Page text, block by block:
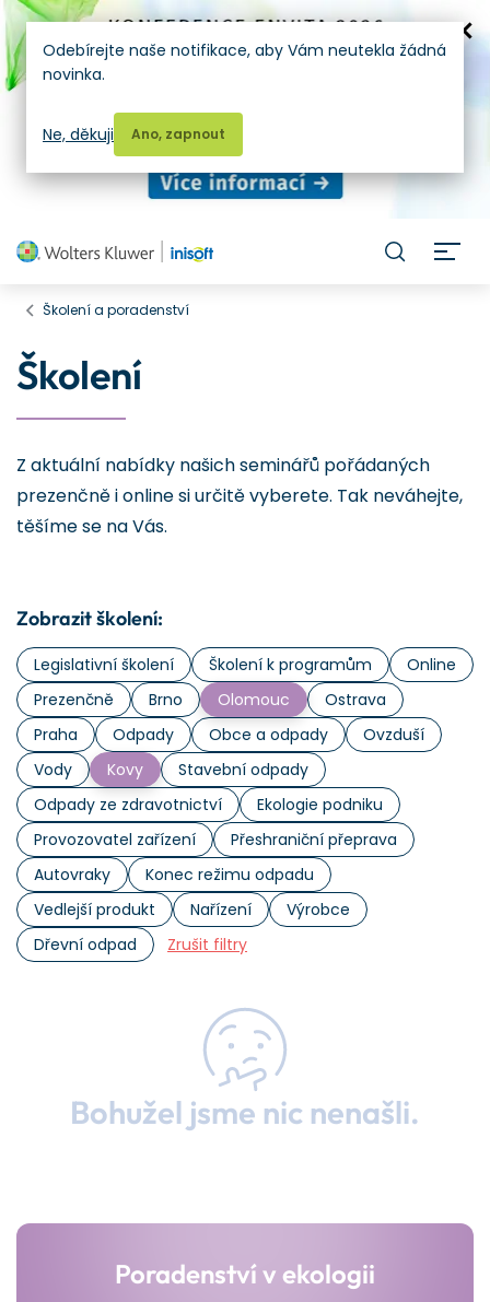
Školení a poradenství
Školení
Z aktuální nabídky našich seminářů pořádaných
prezenčně i online si určitě vyberete. Tak neváhejte,
těšíme se na Vás.
Zobrazit školení:
Legislativní školení Školení k programům
Online
Prezenčně
Brno Olomouc
Ostrava
Praha
Odpady Obce a odpady
Ovzduší
Vody
Kovy
Stavební odpady
Odpady ze zdravotnictví
Ekologie podniku
Provozovatel zařízení
Přeshraniční přeprava
Autovraky
Konec režimu odpadu
Vedlejší produkt
Nařízení
Výrobce
Dřevní odpad
Zrušit filtry
Bohužel jsme nic nenašli.
Poradenství v ekologii
Odebírejte naše notifikace, aby Vám neutekla žádná
novinka.
Ano, zapnout
Ne, děkuji